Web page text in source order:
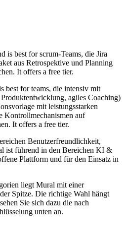
is best for scrum-Teams, die Jira
aus Retrospektive und Planning
It offers a free tier.
best for teams, die intensiv mit
agiles Coaching)
mit leistungsstarken
Kontrollmechanismen auf
It offers a free tier.
Benutzerfreundlichkeit,
ist führend in den Bereichen KI &
Plattform und für den Einsatz in
liegt Mural mit einer
Spitze. Die richtige Wahl hängt
Sie sich dazu die nach
unten an.